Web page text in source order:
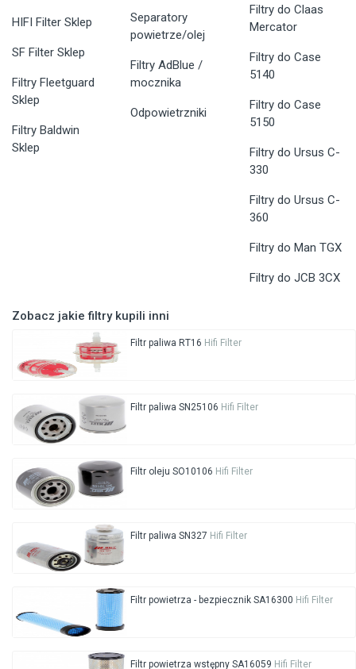
HIFI Filter Sklep
SF Filter Sklep
Filtry Fleetguard
Sklep
Filtry Baldwin
Sklep
Separatory
powietrze/olej
Filtry AdBlue /
mocznika
Odpowietrzniki
Filtry do Claas
Mercator
Filtry do Case
5140
Filtry do Case
5150
Filtry do Ursus C-
330
Filtry do Ursus C-
360
Filtry do Man TGX
Filtry do JCB 3CX
Zobacz jakie filtry kupili inni
Filtr paliwa RT16 Hifi Filter
Filtr paliwa SN25106 Hifi Filter
Filtr oleju SO10106 Hifi Filter
Filtr paliwa SN327 Hifi Filter
Filtr powietrza - bezpiecznik SA16300 Hifi Filter
Filtr powietrza wstępny SA16059 Hifi Filter